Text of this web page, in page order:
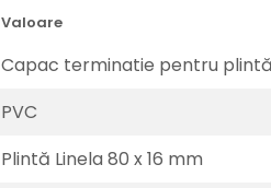
Valoare
Capac terminatie pentru
PVC
Plintă Linela 80 x 16 mm